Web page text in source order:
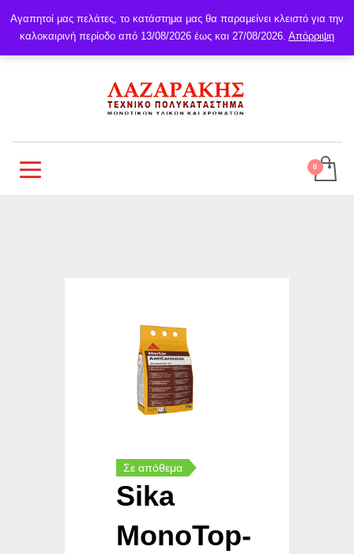
Σε απόθεμα
Sika
MonoTop-
Αγαπητοί μας πελάτες, το κατάστημα μας θα παραμείνει κλειστό για την
καλοκαιρινή περίοδο από 13/08/2026 έως και 27/08/2026. Απόρριψη